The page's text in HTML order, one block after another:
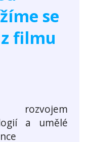
se
filmu
a umělé